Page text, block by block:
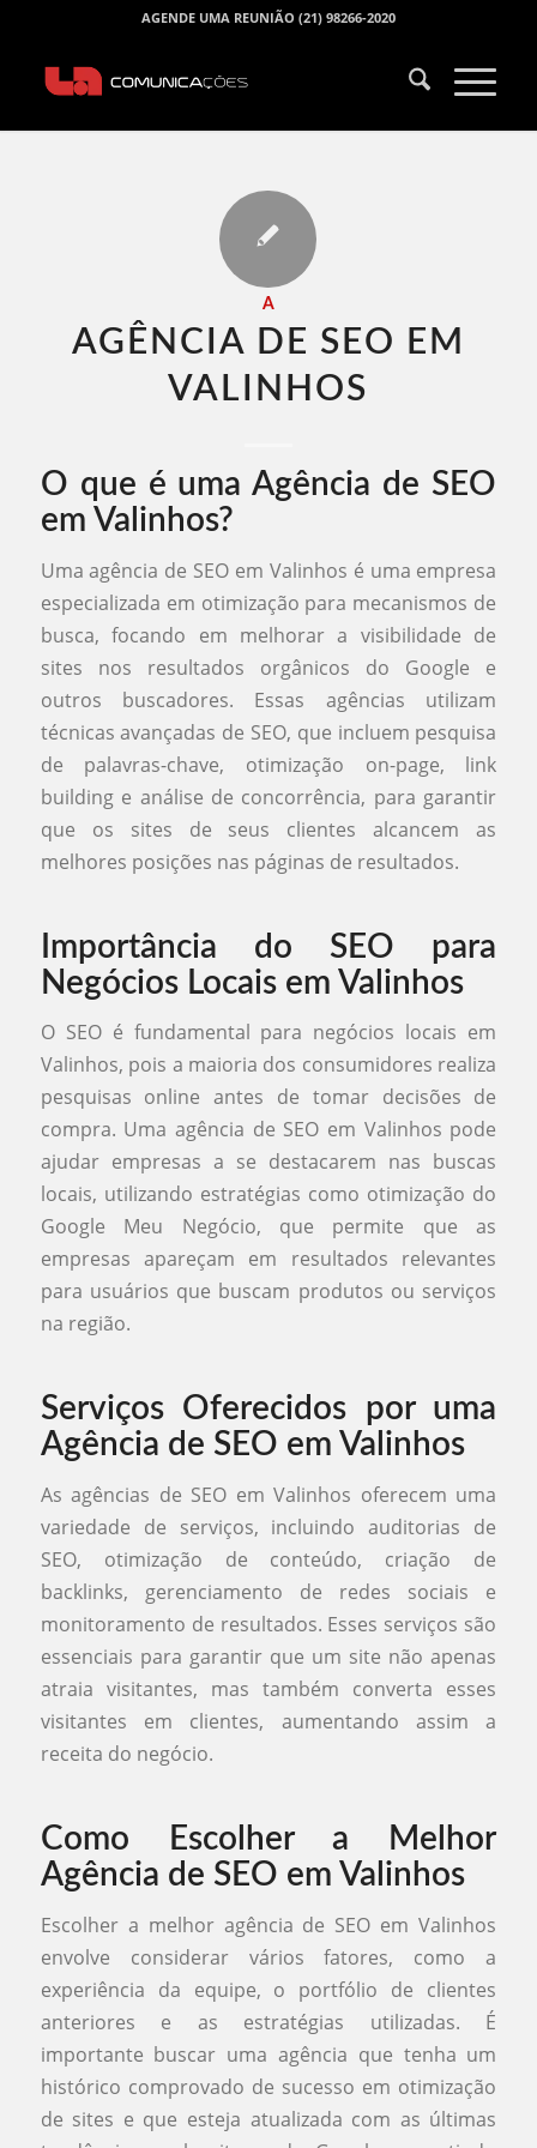
AGENDE UMA REUNIÃO (21) 98266-2020
A
AGÊNCIA DE SEO EM
VALINHOS​
O que é uma Agência de SEO
em Valinhos?
Uma agência de SEO em Valinhos é uma empresa
especializada em otimização para mecanismos de
busca, focando em melhorar a visibilidade de
sites nos resultados orgânicos do Google e
outros buscadores. Essas agências utilizam
técnicas avançadas de SEO, que incluem pesquisa
de palavras-chave, otimização on-page, link
building e análise de concorrência, para garantir
que os sites de seus clientes alcancem as
melhores posições nas páginas de resultados.
Importância do SEO para
Negócios Locais em Valinhos
O SEO é fundamental para negócios locais em
Valinhos, pois a maioria dos consumidores realiza
pesquisas online antes de tomar decisões de
compra. Uma agência de SEO em Valinhos pode
ajudar empresas a se destacarem nas buscas
locais, utilizando estratégias como otimização do
Google Meu Negócio, que permite que as
empresas apareçam em resultados relevantes
para usuários que buscam produtos ou serviços
na região.
Serviços Oferecidos por uma
Agência de SEO em Valinhos
As agências de SEO em Valinhos oferecem uma
variedade de serviços, incluindo auditorias de
SEO, otimização de conteúdo, criação de
backlinks, gerenciamento de redes sociais e
monitoramento de resultados. Esses serviços são
essenciais para garantir que um site não apenas
atraia visitantes, mas também converta esses
visitantes em clientes, aumentando assim a
receita do negócio.
Como Escolher a Melhor
Agência de SEO em Valinhos
Escolher a melhor agência de SEO em Valinhos
envolve considerar vários fatores, como a
experiência da equipe, o portfólio de clientes
anteriores e as estratégias utilizadas. É
importante buscar uma agência que tenha um
histórico comprovado de sucesso em otimização
de sites e que esteja atualizada com as últimas